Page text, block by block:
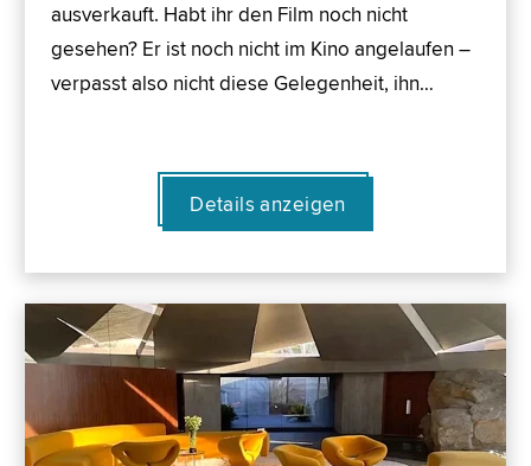
ausverkauft. Habt ihr den Film noch nicht
gesehen? Er ist noch nicht im Kino angelaufen –
verpasst also nicht diese Gelegenheit, ihn…
Details anzeigen